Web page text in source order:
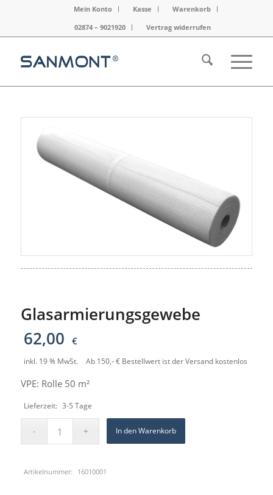
Mein Konto Kasse
Warenkorb
02874 – 9021920
Vertrag widerrufen
Glasarmierungsgewebe
62,00
€
inkl. 19 % MwSt. Ab 150,- € Bestellwert ist der Versand kostenlos
VPE: Rolle 50 m²
Lieferzeit: 3-5 Tage
In den Warenkorb
Artikelnummer: 16010001